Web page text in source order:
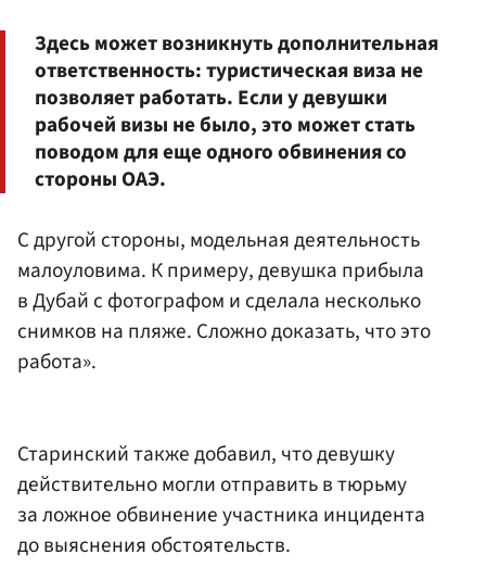
Здесь может возникнуть дополнительная
ответственность: туристическая виза не
позволяет работать. Если у девушки
рабочей визы не было, это может стать
поводом для еще одного обвинения со
стороны ОАЭ.
С другой стороны, модельная деятельность
малоуловима. К примеру, девушка прибыла
в Дубай с фотографом и сделала несколько
снимков на пляже. Сложно доказать, что это
работа».
Старинский также добавил, что девушку
действительно могли отправить в тюрьму
за ложное обвинение участника инцидента
до выяснения обстоятельств.